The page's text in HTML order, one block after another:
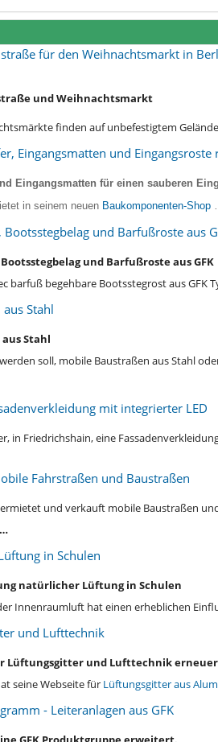
für den Weihnachtsmarkt in
und Weihnachtsmarkt
finden auf unbefestigtem
Eingangsmatten und Eingangsroste
Eingangsmatten für einen sauberen
in seinem neuen Baukomponenten-Shop
Bootsstegbelag und Barfußroste aus
und Barfußroste aus GFK
barfuß begehbare Bootsstegrost aus
Stahl
Stahl
soll, mobile Baustraßen aus Stahl
mit integrierter LED
in Friedrichshain, eine
Fahrstraßen und Baustraßen
und verkauft mobile Baustraßen
in Schulen
natürlicher Lüftung in Schulen
Innenraumluft hat einen erheblichen
und Lufttechnik
Lüftungsgitter und Lufttechnik
seine Webseite für Lüftungsgitter aus
- Leiteranlagen aus GFK